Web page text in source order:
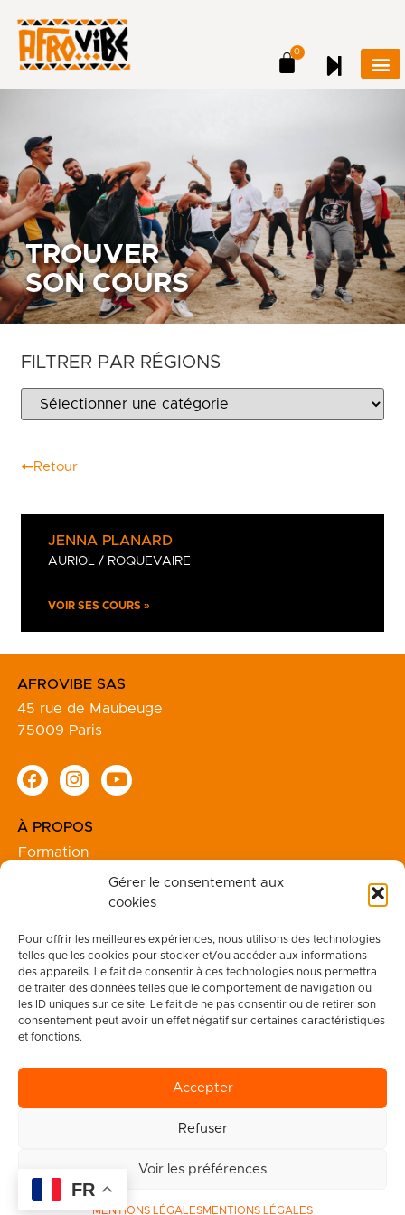
Gérer le consentement aux
cookies
Pour offrir les meilleures expériences, nous utilisons des technologies
telles que les cookies pour stocker et/ou accéder aux informations
des appareils. Le fait de consentir à ces technologies nous permettra
de traiter des données telles que le comportement de navigation ou
les ID uniques sur ce site. Le fait de ne pas consentir ou de retirer son
consentement peut avoir un effet négatif sur certaines caractéristiques
et fonctions.
Accepter
Refuser
Voir les préférences
MENTIONS LÉGALESMENTIONS LÉGALES
0
TROUVER
SON COURS
Retour
JENNA PLANARD
AURIOL / ROQUEVAIRE
VOIR SES COURS »
FILTRER PAR RÉGIONS
AFROVIBE SAS
45 rue de Maubeuge
75009 Paris
À PROPOS
Formation
INFO
Votre Compte
Réclamation
Mentions légales
FR